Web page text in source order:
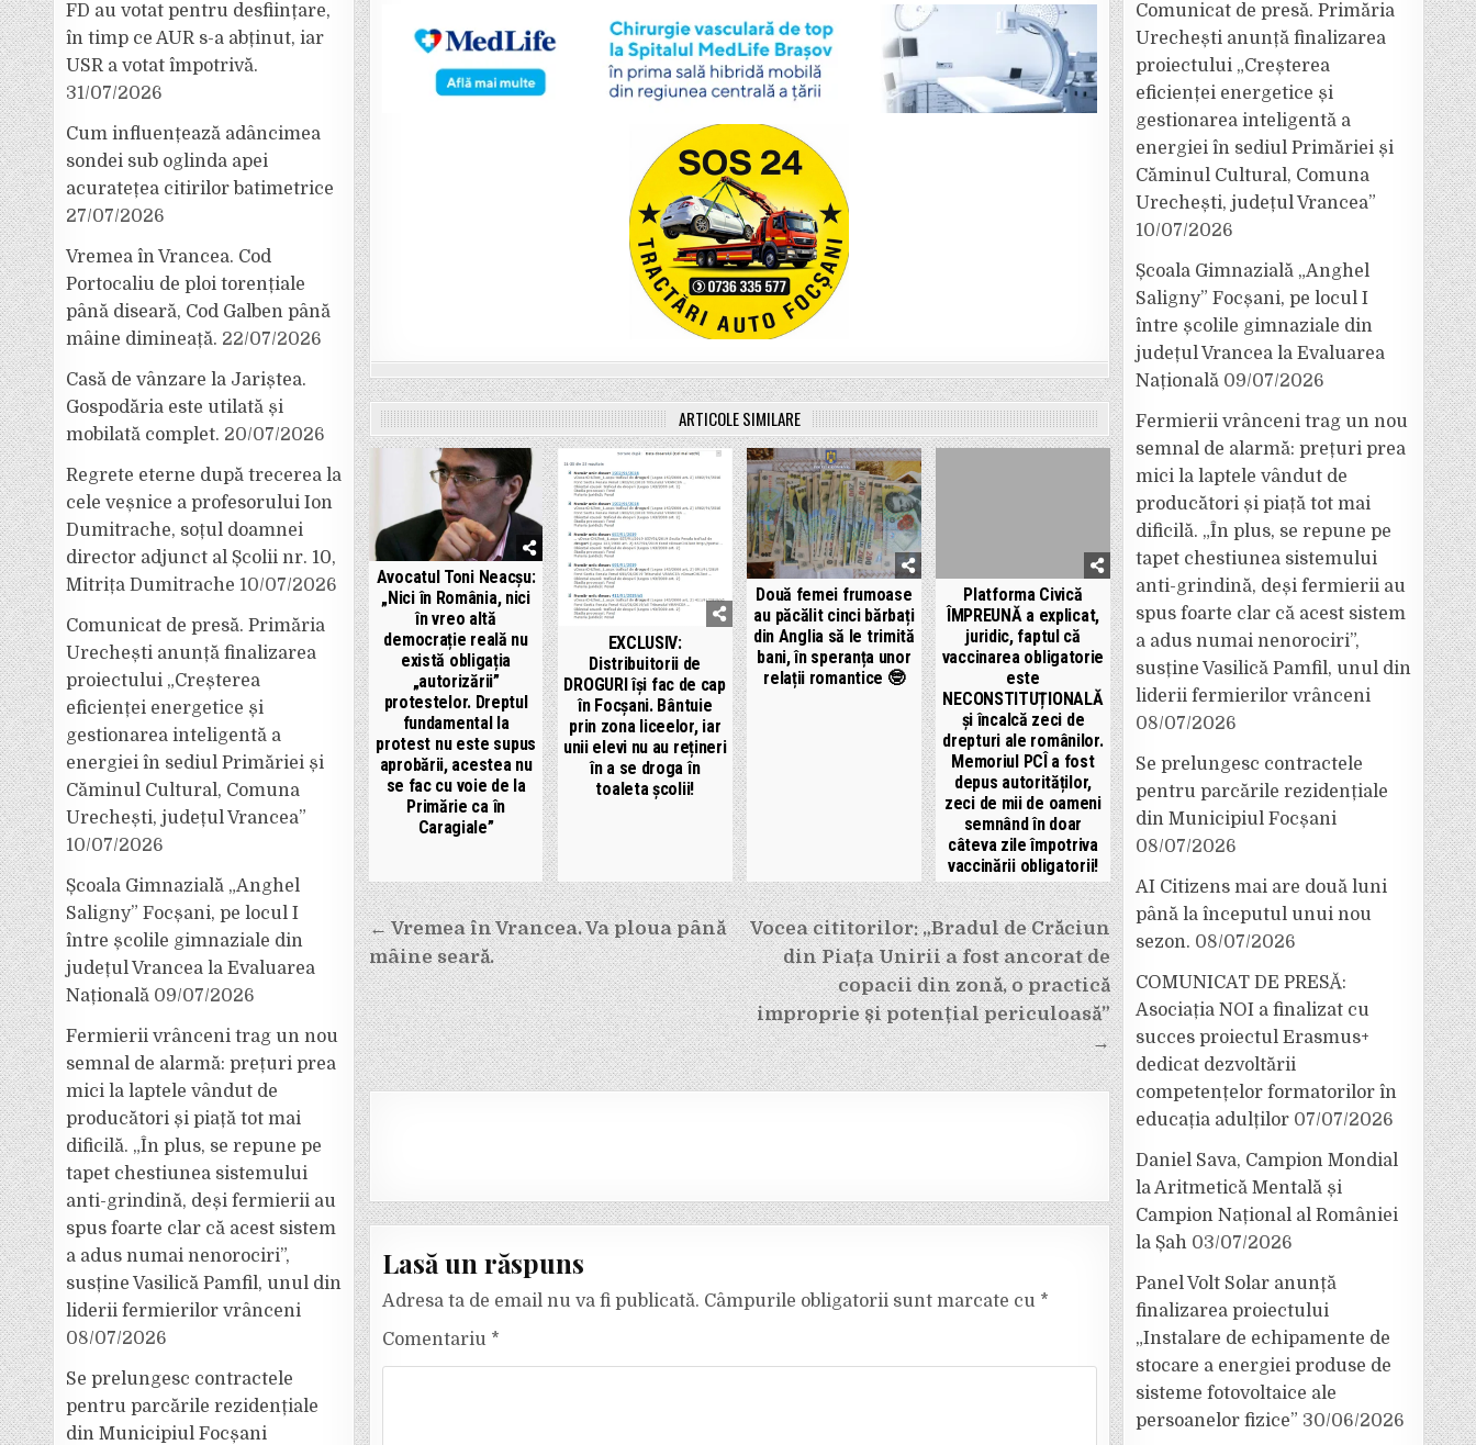
ARTICOLE SIMILARE
Avocatul Toni Neacșu:
„Nici în România, nici
în vreo altă
democrație reală nu
există obligația
„autorizării”
protestelor. Dreptul
fundamental la
protest nu este supus
aprobării, acestea nu
se fac cu voie de la
Primărie ca în
Caragiale”
EXCLUSIV:
Distribuitorii de
DROGURI își fac de cap
în Focșani. Bântuie
prin zona liceelor, iar
unii elevi nu au rețineri
în a se droga în
toaleta școlii!
Două femei frumoase
au păcălit cinci bărbați
din Anglia să le trimită
bani, în speranța unor
relații romantice 🤓
Platforma Civică
ÎMPREUNĂ a explicat,
juridic, faptul că
vaccinarea obligatorie
este
NECONSTITUȚIONALĂ
și încalcă zeci de
drepturi ale românilor.
Memoriul PCÎ a fost
depus autorităților,
zeci de mii de oameni
semnând în doar
câteva zile împotriva
vaccinării obligatorii!
Navigare
în
articole
Vocea cititorilor: „Bradul de Crăciun
din Piața Unirii a fost ancorat de
copacii din zonă, o practică
improprie și potențial periculoasă”
→
← Vremea în Vrancea. Va ploua până
mâine seară.
Lasă un răspuns
Adresa ta de email nu va fi publicată. Câmpurile obligatorii sunt marcate cu *
Comentariu *
FD au votat pentru desființare,
în timp ce AUR s-a abținut, iar
USR a votat împotrivă.
31/07/2026
Cum influențează adâncimea
sondei sub oglinda apei
acuratețea citirilor batimetrice
27/07/2026
Vremea în Vrancea. Cod
Portocaliu de ploi torențiale
până diseară, Cod Galben până
mâine dimineață. 22/07/2026
Casă de vânzare la Jariștea.
Gospodăria este utilată și
mobilată complet. 20/07/2026
Regrete eterne după trecerea la
cele veșnice a profesorului Ion
Dumitrache, soțul doamnei
director adjunct al Școlii nr. 10,
Mitrița Dumitrache 10/07/2026
Comunicat de presă. Primăria
Urechești anunță finalizarea
proiectului „Creșterea
eficienței energetice și
gestionarea inteligentă a
energiei în sediul Primăriei și
Căminul Cultural, Comuna
Urechești, județul Vrancea”
10/07/2026
Școala Gimnazială „Anghel
Saligny” Focșani, pe locul I
între școlile gimnaziale din
județul Vrancea la Evaluarea
Națională 09/07/2026
Fermierii vrânceni trag un nou
semnal de alarmă: prețuri prea
mici la laptele vândut de
producători și piață tot mai
dificilă. „În plus, se repune pe
tapet chestiunea sistemului
anti-grindină, deși fermierii au
spus foarte clar că acest sistem
a adus numai nenorociri”,
susține Vasilică Pamfil, unul din
liderii fermierilor vrânceni
08/07/2026
Se prelungesc contractele
pentru parcările rezidențiale
din Municipiul Focșani
Comunicat de presă. Primăria
Urechești anunță finalizarea
proiectului „Creșterea
eficienței energetice și
gestionarea inteligentă a
energiei în sediul Primăriei și
Căminul Cultural, Comuna
Urechești, județul Vrancea”
10/07/2026
Școala Gimnazială „Anghel
Saligny” Focșani, pe locul I
între școlile gimnaziale din
județul Vrancea la Evaluarea
Națională 09/07/2026
Fermierii vrânceni trag un nou
semnal de alarmă: prețuri prea
mici la laptele vândut de
producători și piață tot mai
dificilă. „În plus, se repune pe
tapet chestiunea sistemului
anti-grindină, deși fermierii au
spus foarte clar că acest sistem
a adus numai nenorociri”,
susține Vasilică Pamfil, unul din
liderii fermierilor vrânceni
08/07/2026
Se prelungesc contractele
pentru parcările rezidențiale
din Municipiul Focșani
08/07/2026
AI Citizens mai are două luni
până la începutul unui nou
sezon. 08/07/2026
COMUNICAT DE PRESĂ:
Asociația NOI a finalizat cu
succes proiectul Erasmus+
dedicat dezvoltării
competențelor formatorilor în
educația adulților 07/07/2026
Daniel Sava, Campion Mondial
la Aritmetică Mentală și
Campion Național al României
la Șah 03/07/2026
Panel Volt Solar anunță
finalizarea proiectului
„Instalare de echipamente de
stocare a energiei produse de
sisteme fotovoltaice ale
persoanelor fizice” 30/06/2026